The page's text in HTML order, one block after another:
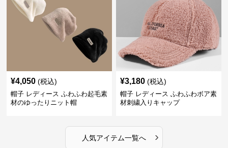
¥4,050 (税込)
帽子 レディース ふわふわ起毛素
材のゆったりニット帽
¥3,180 (税込)
帽子 レディース ふわふわボア素
材刺繍入りキャップ
人気アイテム一覧へ ›